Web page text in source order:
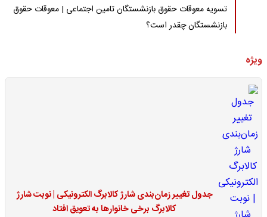
تسویه معوقات حقوق بازنشستگان تامین اجتماعی | معوقات حقوق
بازنشستگان چقدر است؟
ویژه
جدول تغییر زمان‌بندی شارژ کالابرگ الکترونیکی | نوبت شارژ
کالابرگ برخی خانوارها به تعویق افتاد